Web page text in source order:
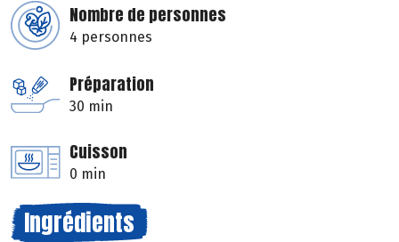
Nombre de personnes
4 personnes
Préparation
30 min
Cuisson
0 min
Ingrédients